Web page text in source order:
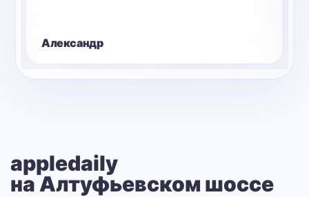
Александр
appledaily
на Алтуфьевском шоссе